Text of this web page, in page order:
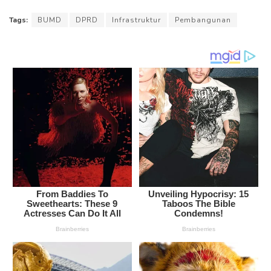
Tags: BUMD DPRD Infrastruktur Pembangunan